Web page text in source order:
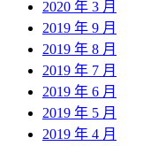
2020 年 3 月
2019 年 9 月
2019 年 8 月
2019 年 7 月
2019 年 6 月
2019 年 5 月
2019 年 4 月